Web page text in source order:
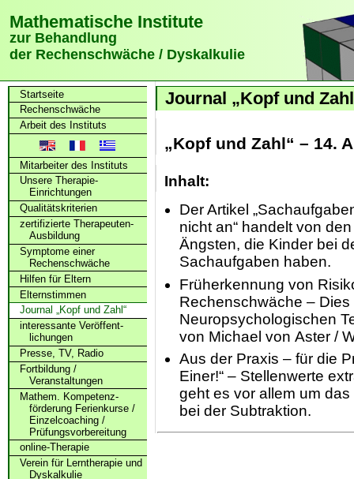
Mathematische Institute
zur Behandlung
der Rechenschwäche / Dyskalkulie
Startseite
Rechenschwäche
Arbeit des Instituts
Mitarbeiter des Instituts
Unsere Therapie-
Einrichtungen
Qualitätskriterien
zertifizierte Therapeuten-
Ausbildung
Symptome einer
Rechenschwäche
Hilfen für Eltern
Elternstimmen
Journal „Kopf und Zahl“
interessante Veröffent­
lichungen
Presse, TV, Radio
Fortbildung /
Veranstaltungen
Mathem. Kompetenz­
förderung Ferienkurse /
Einzelcoaching /
Prüfungs­vorbereitung
online-Therapie
Verein für Lerntherapie und
Dyskalkulie
Journal „Kopf und
„Kopf und Zahl“ – 14.
Inhalt:
Der Artikel
nicht an“ handelt von
Ängsten, die Kinder bei
Sachaufgaben haben.
Früherkennung von
Rechenschwäche –
Neuropsychologischen
von Michael von Aster /
Aus der Praxis – für die
Einer!“ – Stellenwerte
geht es vor allem um
bei der Subtraktion.